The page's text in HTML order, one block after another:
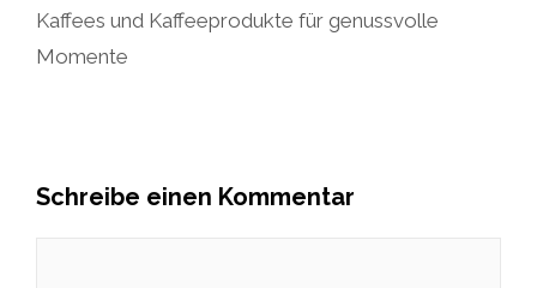
Kaffees und Kaffeeprodukte für genussvolle
Momente
Schreibe einen Kommentar